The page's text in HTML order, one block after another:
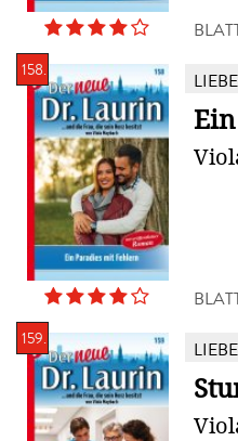
158.
159.